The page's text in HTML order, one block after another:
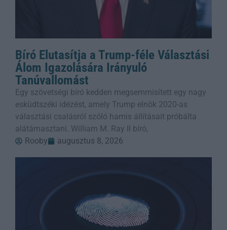
Bíró Elutasítja a Trump-féle Választási
Álom Igazolására Irányuló
Tanúvallomást
Egy szövetségi bíró kedden megsemmisített egy nagy
esküdtszéki idézést, amely Trump elnök 2020-as
választási csalásról szóló hamis állításait próbálta
alátámasztani. William M. Ray II bíró,
Rooby
augusztus 8, 2026